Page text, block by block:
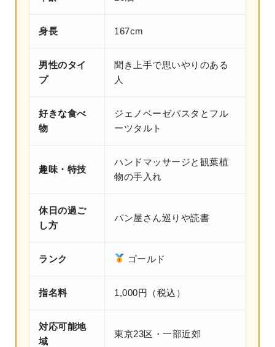
身長 167cm
男性のタイ
プ
聞き上手で思いやりのある
人
好きな食べ
物
ジェノベーゼパスタとフル
ーツタルト
趣味・特技
ハンドマッサージと観葉植
物の手入れ
休日の過ご
し方
パン屋さん巡りや読書
ランク ゴールド
指名料 1,000円（税込）
対応可能地
域
東京23区・一部近郊